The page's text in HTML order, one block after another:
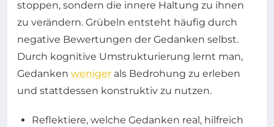
stoppen, sondern die innere Haltung zu ihnen
zu verändern. Grübeln entsteht häufig durch
negative Bewertungen der Gedanken selbst.
Durch kognitive Umstrukturierung lernt man,
Gedanken weniger als Bedrohung zu erleben
und stattdessen konstruktiv zu nutzen.
Reflektiere, welche Gedanken real, hilfreich